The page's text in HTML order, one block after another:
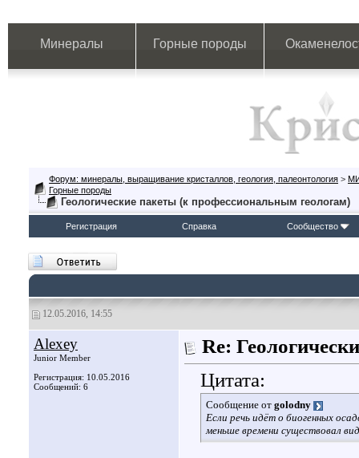
Минералы Горные породы
Форум: минералы, выращивание кристаллов, геология, палеонтология >
Горные породы
Геологические пакеты (к профессиональным геологам)
Регистрация Справка Сообщество
12.05.2016, 14:55
Alexey
Junior Member
Регистрация: 10.05.2016
Сообщений: 6
Re:
Цитата:
Сообщение от golodny
Если речь идёт о биогенных
меньше времени существовал